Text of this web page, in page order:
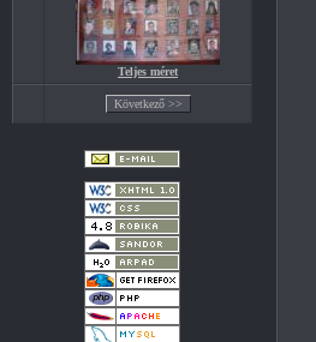
Teljes méret